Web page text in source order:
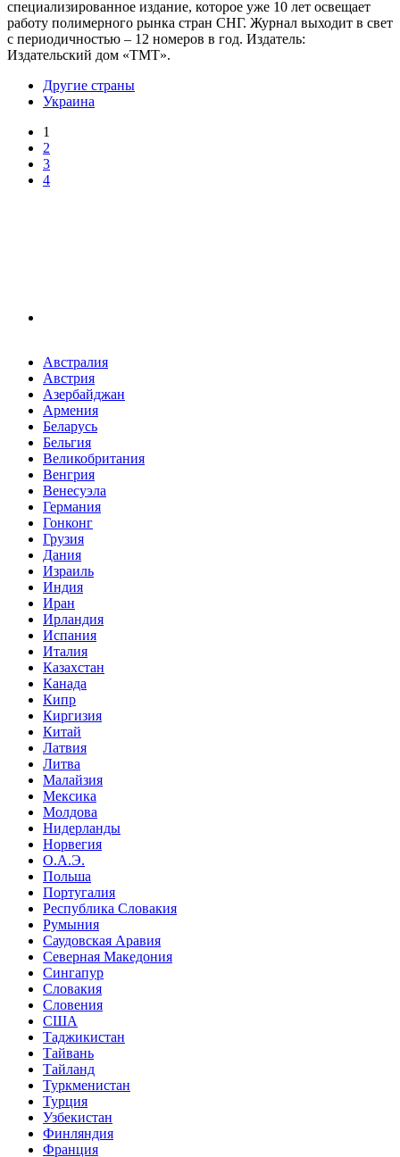
специализированное издание, которое уже 10 лет освещает
работу полимерного рынка стран СНГ. Журнал выходит в свет
с периодичностью – 12 номеров в год. Издатель:
Издательский дом «ТМТ».
Другие страны
Украина
1
2
3
4
Австралия
Австрия
Азербайджан
Армения
Беларусь
Бельгия
Великобритания
Венгрия
Венесуэла
Германия
Гонконг
Грузия
Дания
Израиль
Индия
Иран
Ирландия
Испания
Италия
Казахстан
Канада
Кипр
Киргизия
Китай
Латвия
Литва
Малайзия
Мексика
Молдова
Нидерланды
Норвегия
О.А.Э.
Польша
Португалия
Республика Словакия
Румыния
Саудовская Аравия
Северная Македония
Сингапур
Словакия
Словения
США
Таджикистан
Тайвань
Тайланд
Туркменистан
Турция
Узбекистан
Финляндия
Франция